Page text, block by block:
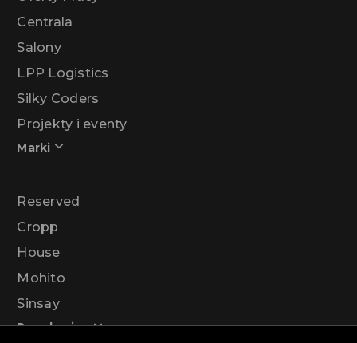
Centrala
Salony
LPP Logistics
Silky Coders
Projekty i eventy
Marki
Reserved
Cropp
House
Mohito
Sinsay
Regulaminy